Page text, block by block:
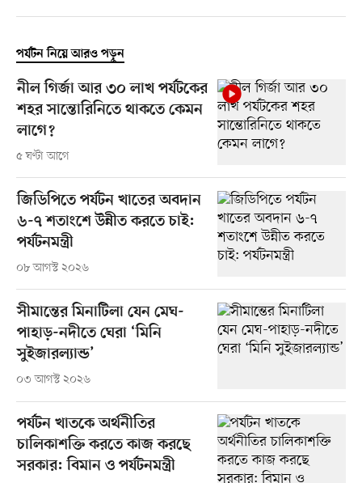
পর্যটন নিয়ে আরও পড়ুন
নীল গির্জা আর ৩০ লাখ পর্যটকের
শহর সান্তোরিনিতে থাকতে কেমন
লাগে?
৫ ঘণ্টা আগে
জিডিপিতে পর্যটন খাতের অবদান
৬-৭ শতাংশে উন্নীত করতে চাই:
পর্যটনমন্ত্রী
০৮ আগস্ট ২০২৬
সীমান্তের মিনাটিলা যেন মেঘ-
পাহাড়-নদীতে ঘেরা ‘মিনি
সুইজারল্যান্ড’
০৩ আগস্ট ২০২৬
পর্যটন খাতকে অর্থনীতির
চালিকাশক্তি করতে কাজ করছে
সরকার: বিমান ও পর্যটনমন্ত্রী